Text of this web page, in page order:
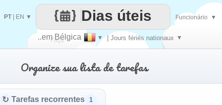
Faça
cada
..em Bélgica ▼ | Jours fériés nationaux ▼
Dias úteis
PT| EN ▼ Funcionário ▼
Organize sua lista de tarefas
↻ Tarefas recorrentes 1